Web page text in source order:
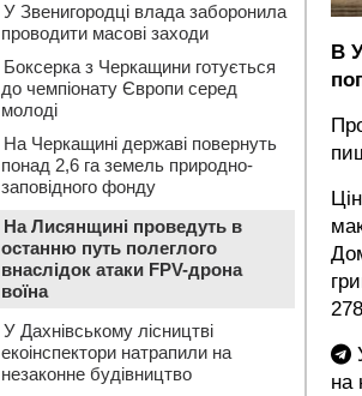
В
на
У Звенигородці влада заборонила
проводити масові заходи
Боксерка з Черкащини готується
до чемпіонату Європи серед
молоді
На Черкащині державі повернуть
понад 2,6 га земель природно-
заповідного фонду
На Лисянщині проведуть в
останню путь полеглого
внаслідок атаки FPV-дрона
воїна
У Дахнівському лісництві
екоінспектори натрапили на
незаконне будівництво